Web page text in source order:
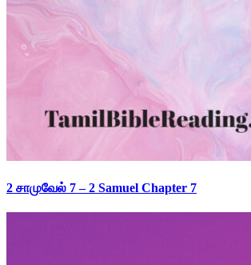
2 சாமுவேல் 7 – 2 Samuel Chapter 7